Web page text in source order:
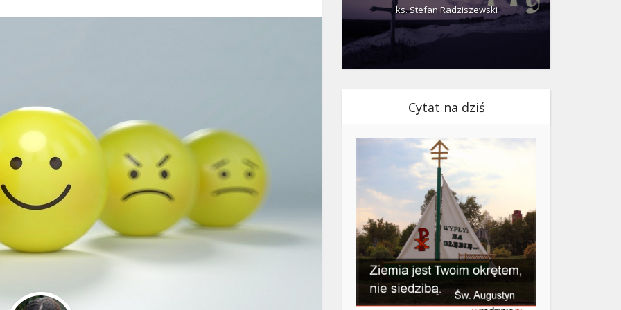
ks. Stefan Radziszewski
Cytat na dziś